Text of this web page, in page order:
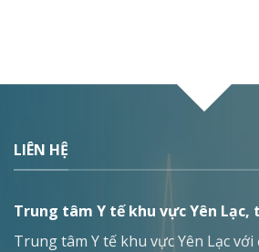
LIÊN HỆ
Trung tâm Y tế khu vực Yên Lạc,
Trung tâm Y tế khu vực Yên Lạc